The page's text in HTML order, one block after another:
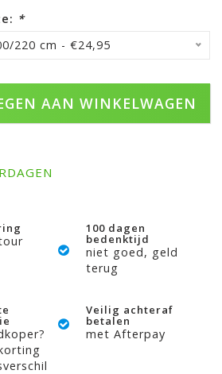
*
220 cm - €24,95
AAN WINKELWAGEN
100 dagen
bedenktijd
niet goed, geld
terug
Veilig achteraf
betalen
met Afterpay